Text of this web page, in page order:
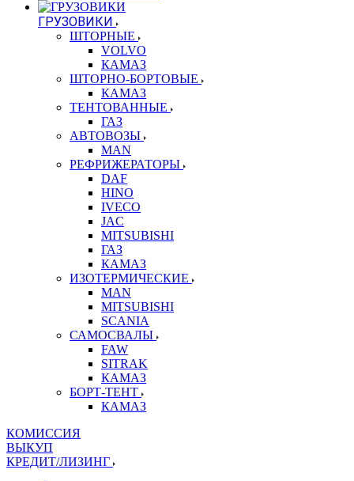
ГРУЗОВИКИ
ШТОРНЫЕ
VOLVO
КАМАЗ
ШТОРНО-БОРТОВЫЕ
КАМАЗ
ТЕНТОВАННЫЕ
ГАЗ
АВТОВОЗЫ
MAN
РЕФРИЖЕРАТОРЫ
DAF
HINO
IVECO
JAC
MITSUBISHI
ГАЗ
КАМАЗ
ИЗОТЕРМИЧЕСКИЕ
MAN
MITSUBISHI
SCANIA
САМОСВАЛЫ
FAW
SITRAK
КАМАЗ
БОРТ-ТЕНТ
КАМАЗ
КОМИССИЯ
ВЫКУП
КРЕДИТ/ЛИЗИНГ